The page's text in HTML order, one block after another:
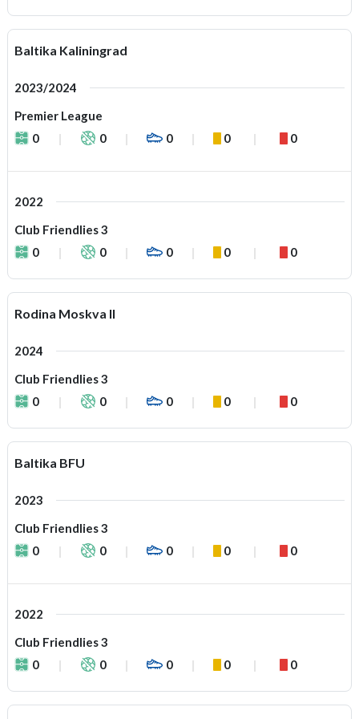
Baltika Kaliningrad
2023/2024
Premier League
0
0 0 0 0
2022
Club Friendlies 3
0
0 0 0 0
Rodina Moskva II
2024
Club Friendlies 3
0
0 0 0 0
Baltika BFU
2023
Club Friendlies 3
0
0 0 0 0
2022
Club Friendlies 3
0
0 0 0 0